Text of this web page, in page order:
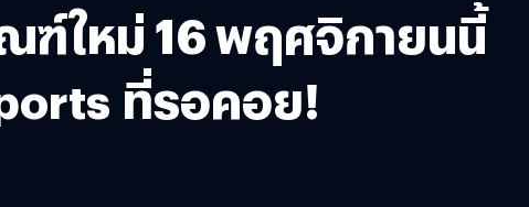
ฑ์ใหม่ 16 พฤศจิกายนนี้
ที่รอคอย!